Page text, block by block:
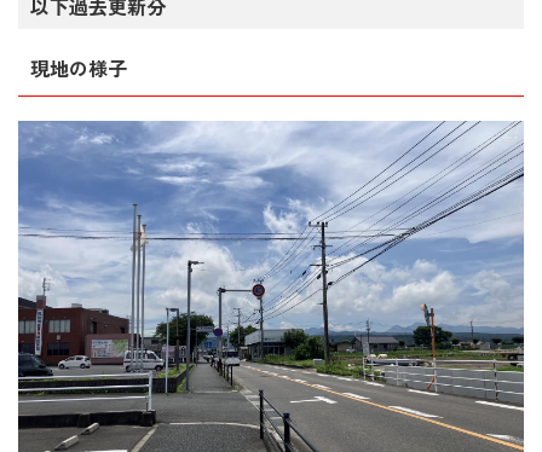
以下過去更新分
現地の様子